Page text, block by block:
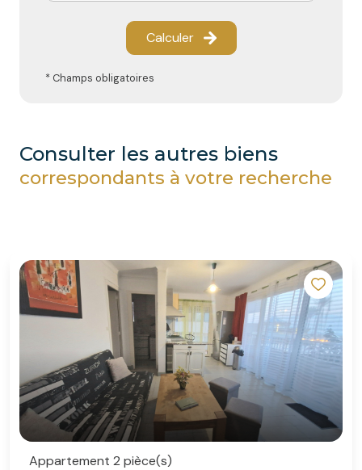
Calculer
* Champs obligatoires
consulter les autres biens
correspondants à votre recherche
Appartement 2 pièce(s)